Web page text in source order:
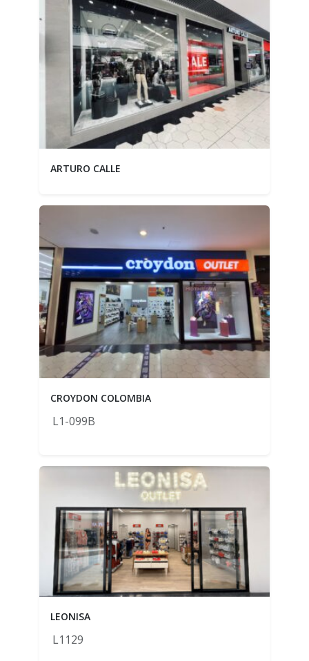
ARTURO CALLE
CROYDON COLOMBIA
L1-099B
LEONISA
L1129